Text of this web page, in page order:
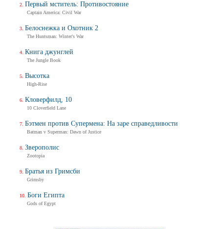
Первый мститель: Противостояние
Captain America: Civil War
Белоснежка и Охотник 2
The Huntsman: Winter's War
Книга джунглей
The Jungle Book
Высотка
High-Rise
Кловерфилд, 10
10 Cloverfield Lane
Бэтмен против Супермена: На заре справедливости
Batman v Superman: Dawn of Justice
Зверополис
Zootopia
Братья из Гримсби
Grimsby
Боги Египта
Gods of Egypt